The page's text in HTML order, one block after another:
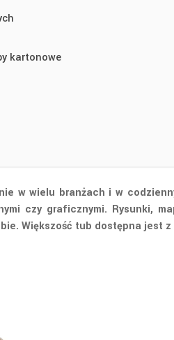
kartonowe
w wielu branżach i w
czy graficznymi. Rysunki,
Większość tub dostępna